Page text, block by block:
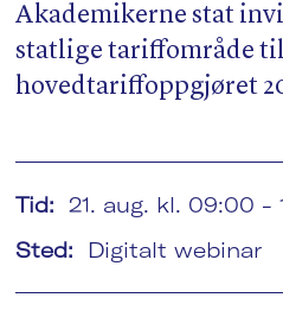
Akademikerne stat
statlige tariffområde
hovedtariffoppgjøret
Tid: 21. aug. kl. 09:00 -
Sted:
Digitalt webinar